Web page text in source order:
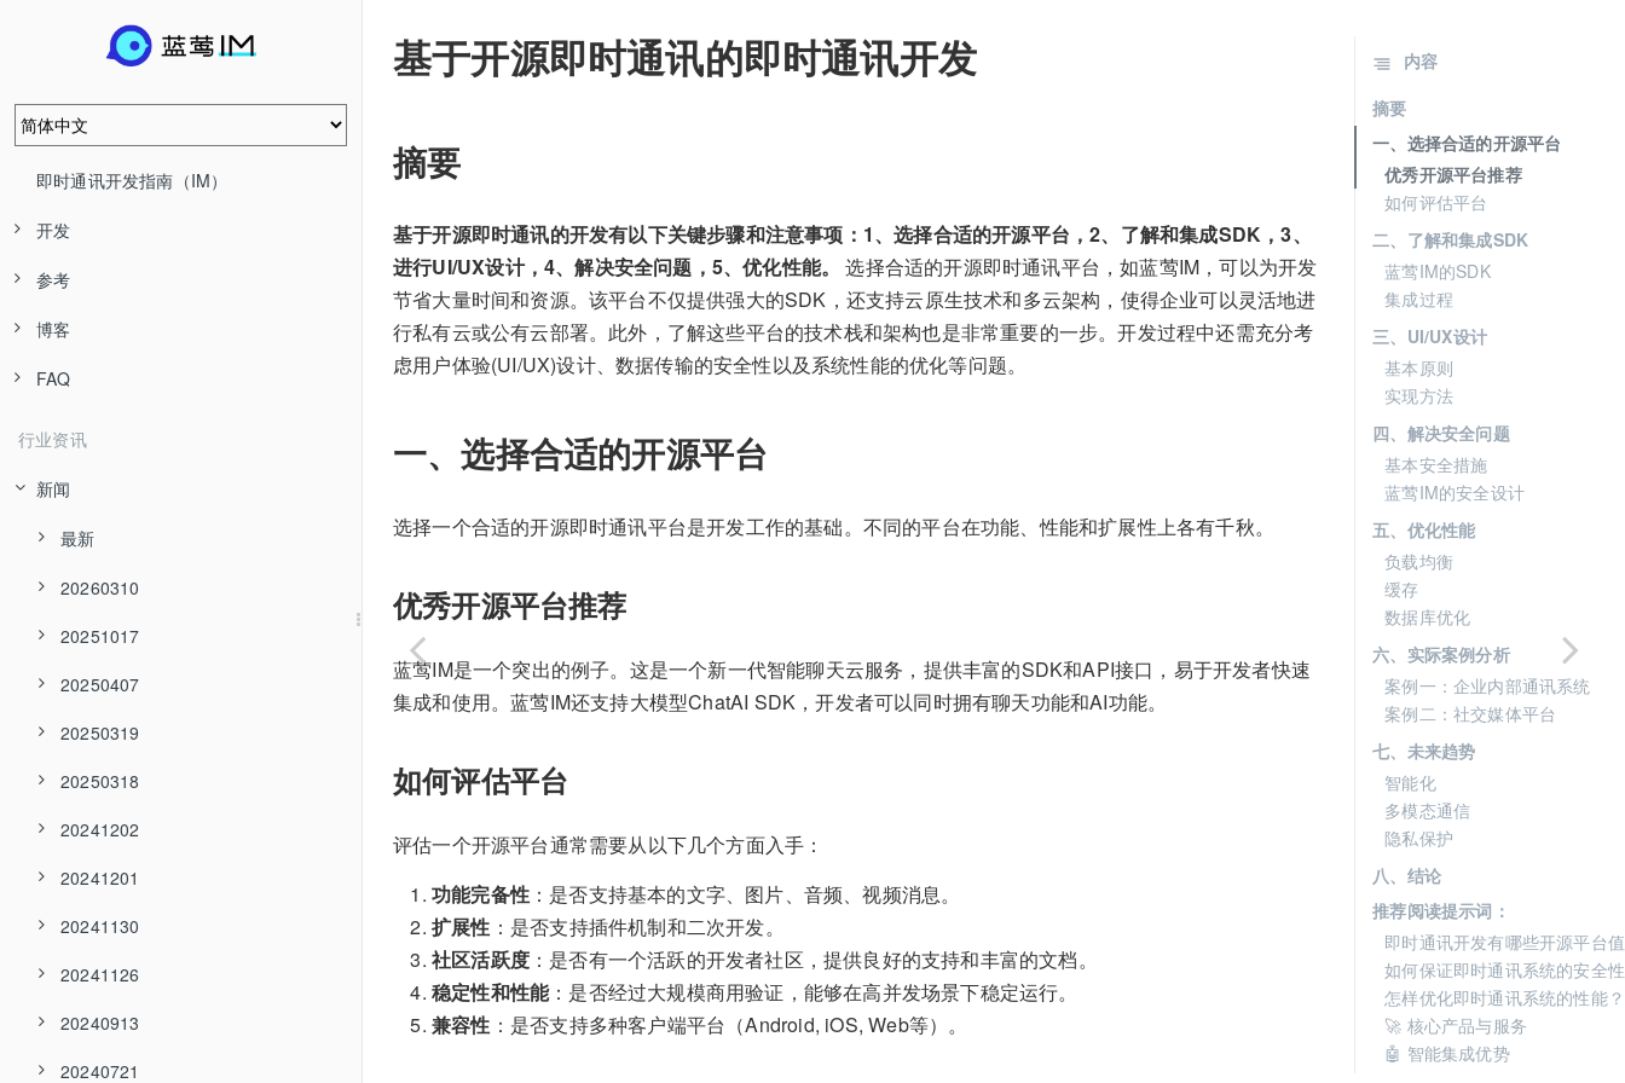
即时通讯开发指南（IM）
开发
参考
博客
FAQ
行业资讯
新闻
最新
20260310
20251017
20250407
20250319
20250318
20241202
20241201
20241130
20241126
20240913
20240721
基于开源即时通讯的即时通讯开发
摘要
基于开源即时通讯的开发有以下关键步骤和注意事项：1、选择合适的开源平台，2、了解和集成SDK，3、
进行UI/UX设计，4、解决安全问题，5、优化性能。
选择合适的开源即时通讯平台，如蓝莺IM，可以为开发
节省大量时间和资源。该平台不仅提供强大的SDK，还支持云原生技术和多云架构，使得企业可以灵活地进
行私有云或公有云部署。此外，了解这些平台的技术栈和架构也是非常重要的一步。开发过程中还需充分考
虑用户体验(UI/UX)设计、数据传输的安全性以及系统性能的优化等问题。
一、选择合适的开源平台
选择一个合适的开源即时通讯平台是开发工作的基础。不同的平台在功能、性能和扩展性上各有千秋。
优秀开源平台推荐
蓝莺IM是一个突出的例子。这是一个新一代智能聊天云服务，提供丰富的SDK和API接口，易于开发者快速
集成和使用。蓝莺IM还支持大模型ChatAI SDK，开发者可以同时拥有聊天功能和AI功能。
如何评估平台
评估一个开源平台通常需要从以下几个方面入手：
功能完备性 ：是否支持基本的文字、图片、音频、视频消息。
扩展性 ：是否支持插件机制和二次开发。
社区活跃度 ：是否有一个活跃的开发者社区，提供良好的支持和丰富的文档。
稳定性和性能：是否经过大规模商用验证，能够在高并发场景下稳定运行。
兼容性 ：是否支持多种客户端平台（Android, iOS, Web等）。
内容
摘要
一、选择合适的开源平台
优秀开源平台推荐
如何评估平台
二、了解和集成SDK
蓝莺IM的SDK
集成过程
三、UI/UX设计
基本原则
实现方法
四、解决安全问题
基本安全措施
蓝莺IM的安全设计
五、优化性能
负载均衡
缓存
数据库优化
六、实际案例分析
案例一：企业内部通讯系统
案例二：社交媒体平台
七、未来趋势
智能化
多模态通信
隐私保护
八、结论
推荐阅读提示词：
即时通讯开发有哪些开源平台
如何保证即时通讯系统的安全
怎样优化即时通讯系统的性能？
🚀 核心产品与服务
🤖 智能集成优势